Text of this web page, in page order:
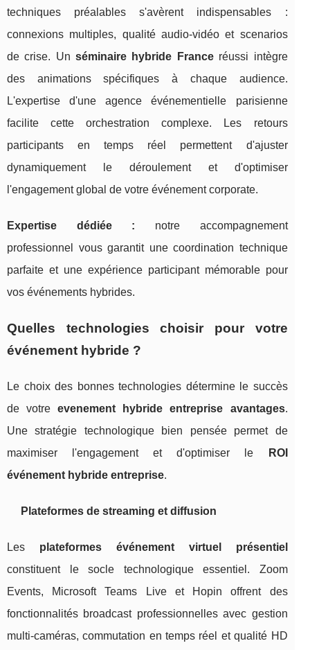
techniques préalables s'avèrent indispensables :
connexions multiples, qualité audio-vidéo et scenarios
de crise. Unséminaire hybride Franceréussi intègre
des animations spécifiques à chaque audience.
L'expertise d'une agence événementielle parisienne
facilite cette orchestration complexe. Les retours
participants en temps réel permettent d'ajuster
dynamiquement le déroulement et d'optimiser
l'engagement global de votre événement corporate.
Expertise dédiée : notre accompagnement
professionnel vous garantit une coordination technique
parfaite et une expérience participant mémorable pour
vos événements hybrides.
Quelles technologies choisir pour votre
événement hybride ?
Le choix des bonnes technologies détermine le succès
de votreevenement hybride entreprise avantages.
Une stratégie technologique bien pensée permet de
maximiser l'engagement et d'optimiser le
ROI
événement hybride entreprise.
Plateformes de streaming et diffusion
Les plateformes événement virtuel présentiel
constituent le socle technologique essentiel. Zoom
Events, Microsoft Teams Live et Hopin offrent des
fonctionnalités broadcast professionnelles avec gestion
multi-caméras, commutation en temps réel et qualité HD